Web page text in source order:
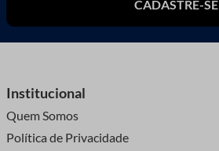
CADASTRE-SE
Institucional
Quem Somos
Política de Privacidade